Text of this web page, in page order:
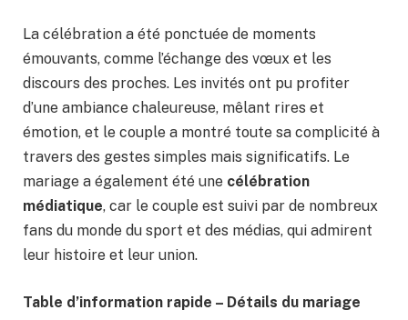
La célébration a été ponctuée de moments
émouvants, comme l’échange des vœux et les
discours des proches. Les invités ont pu profiter
d’une ambiance chaleureuse, mêlant rires et
émotion, et le couple a montré toute sa complicité à
travers des gestes simples mais significatifs. Le
mariage a également été une célébration
médiatique, car le couple est suivi par de nombreux
fans du monde du sport et des médias, qui admirent
leur histoire et leur union.
Table d’information rapide – Détails du mariage